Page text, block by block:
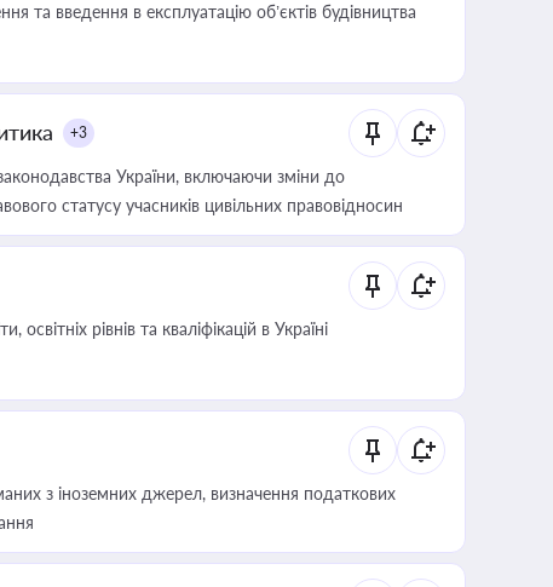
та введення в експлуатацію об’єктів будівництва
+3
України, включаючи зміни до
статусу учасників цивільних правовідносин
рівнів та кваліфікацій в Україні
з іноземних джерел, визначення податкових